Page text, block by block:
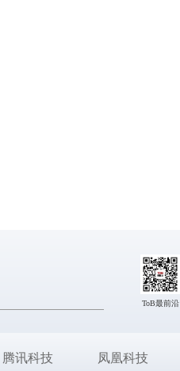
ToB最前沿
腾讯科技 凤凰科技